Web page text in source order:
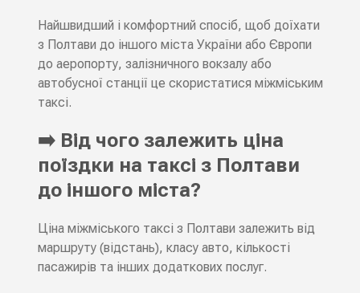
Найшвидший і комфортний спосіб, щоб доїхати
з Полтави до іншого міста України або Європи
до аеропорту, залізничного вокзалу або
автобусної станції це скористатися міжміським
таксі.
➡️ Від чого залежить ціна
поїздки на таксі з Полтави
до іншого міста?
Ціна міжміського таксі з Полтави залежить від
маршруту (відстань), класу авто, кількості
пасажирів та інших додаткових послуг.